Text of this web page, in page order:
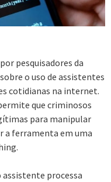
pesquisadores da
o uso de assistentes
cotidianas na internet.
que criminosos
para manipular
a ferramenta em uma
processa